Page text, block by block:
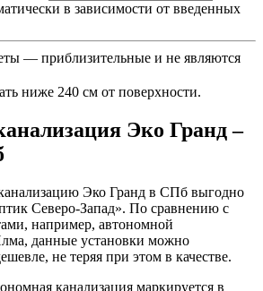
в зависимости от введенных
— приблизительные и не являются
ниже 240 см от поверхности.
Эко Гранд –
Эко Гранд в СПб выгодно
Северо-Запад». По сравнению с
например, автономной
данные установки можно
не теряя при этом в качестве.
канализация маркируется в